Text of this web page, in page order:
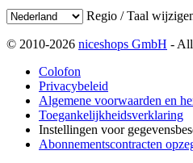
Regio / Taal
© 2010-2026 niceshops GmbH - All
Colofon
Privacybeleid
Algemene voorwaarden en
Toegankelijkheidsverklaring
Instellingen voor
Abonnementscontracten